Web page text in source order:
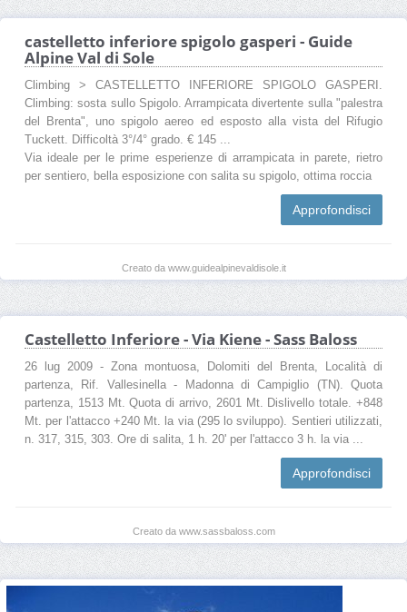
castelletto inferiore spigolo gasperi - Guide
Alpine Val di Sole
Climbing > CASTELLETTO INFERIORE SPIGOLO GASPERI.
Climbing: sosta sullo Spigolo. Arrampicata divertente sulla "palestra
del Brenta", uno spigolo aereo ed esposto alla vista del Rifugio
Tuckett. Difficoltà 3°/4° grado. € 145 ...
Via ideale per le prime esperienze di arrampicata in parete, rietro
per sentiero, bella esposizione con salita su spigolo, ottima roccia
Approfondisci
Creato da www.guidealpinevaldisole.it
Castelletto Inferiore - Via Kiene - Sass Baloss
26 lug 2009 - Zona montuosa, Dolomiti del Brenta, Località di
partenza, Rif. Vallesinella - Madonna di Campiglio (TN). Quota
partenza, 1513 Mt. Quota di arrivo, 2601 Mt. Dislivello totale. +848
Mt. per l'attacco +240 Mt. la via (295 lo sviluppo). Sentieri utilizzati,
n. 317, 315, 303. Ore di salita, 1 h. 20' per l'attacco 3 h. la via ...
Approfondisci
Creato da www.sassbaloss.com